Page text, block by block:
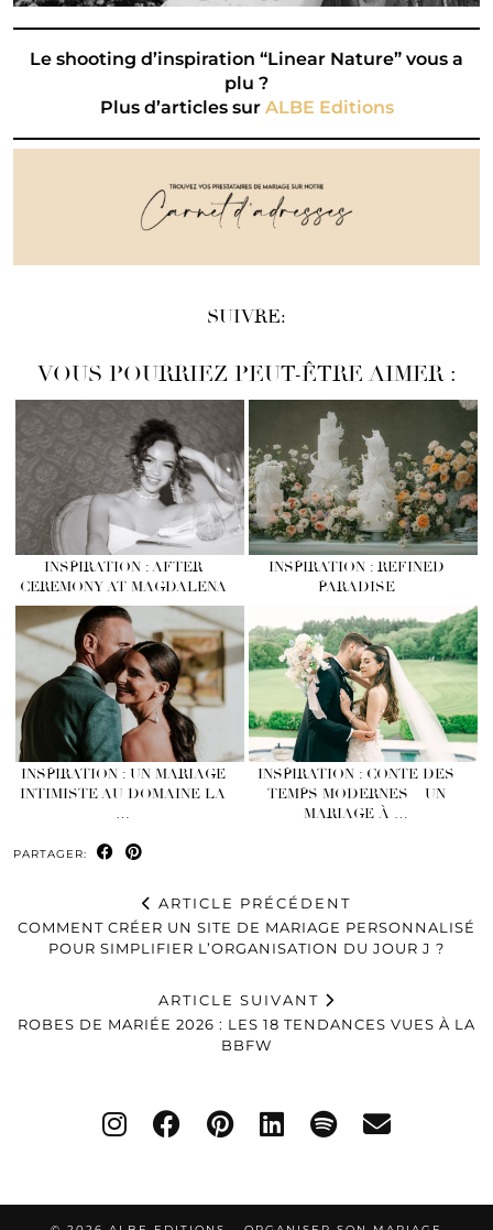
Le shooting d’inspiration “Linear Nature” vous a
plu ?
Plus d’articles sur ALBE Editions
SUIVRE:
VOUS POURRIEZ PEUT-ÊTRE AIMER :
INSPIRATION : AFTER
CEREMONY AT MAGDALENA
INSPIRATION : REFINED
PARADISE
INSPIRATION : UN MARIAGE
INTIMISTE AU DOMAINE LA
…
INSPIRATION : CONTE DES
TEMPS MODERNES – UN
MARIAGE À …
PARTAGER:
ARTICLE PRÉCÉDENT
COMMENT CRÉER UN SITE DE MARIAGE PERSONNALISÉ
POUR SIMPLIFIER L’ORGANISATION DU JOUR J ?
ARTICLE SUIVANT
ROBES DE MARIÉE 2026 : LES 18 TENDANCES VUES À LA
BBFW